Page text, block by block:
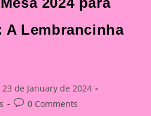
A Lembrancinha
23 de January de 2024
Post0 Comments